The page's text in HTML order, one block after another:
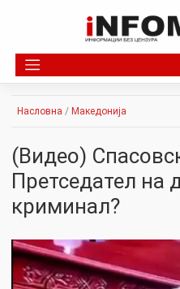
Насловна / Македонија
(Видео)
Претседател на
криминал?